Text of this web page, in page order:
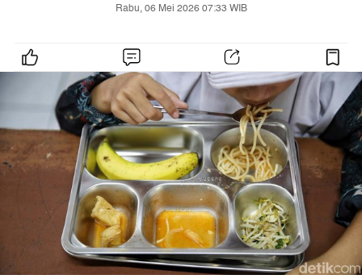
Rabu, 06 Mei 2026 07:33 WIB